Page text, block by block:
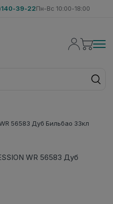
39-22Пн-Вс 10:00-18:00
WR 56583 Дуб Бильбао 33кл